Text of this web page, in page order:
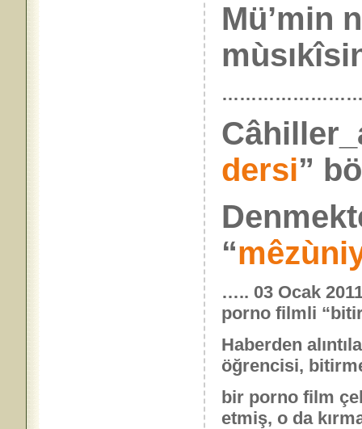
Mü’min
dersi”
“
….. 03 Ocak
porno filmli
Haberden
öğrencisi,
bir porno film
etmiş, o da